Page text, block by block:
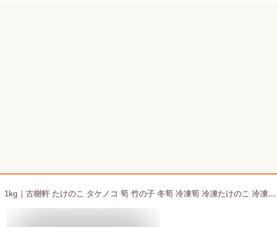
（冷凍）刺身筍穂付（SS）1kg｜古樹軒 たけのこ タケノコ 筍 竹の子 冬筍 冷凍筍 冷凍たけのこ 冷凍タケノコ 中華料理